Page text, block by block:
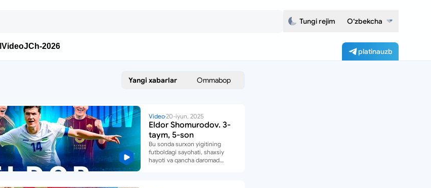
Tungi rejim O‘zbekcha
VideoJCh-2026
platinauzb
Yangi xabarlar Ommabop
Video20-iyun, 2025
Eldor Shomurodov. 3-
taym, 5-son
Bu sonda surxon yigitining
futboldagi sayohati, shaxsiy
hayoti va qancha daromad